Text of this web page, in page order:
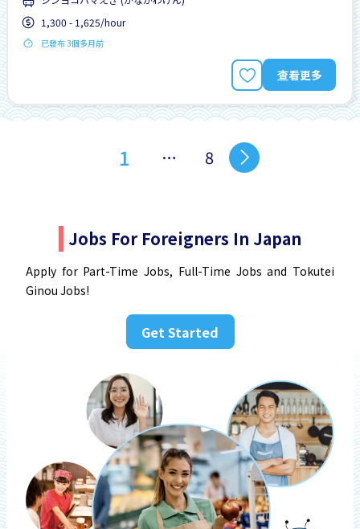
1,300 - 1,625/hour
已發布 3個多月前
查看更多
1 … 8
Jobs For Foreigners In Japan
Apply for Part-Time Jobs, Full-Time Jobs and Tokutei
Ginou Jobs!
Get Started